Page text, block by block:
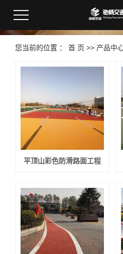
您当前的位置 ： 首 页 >> 产品中
平顶山彩色防滑路面工程